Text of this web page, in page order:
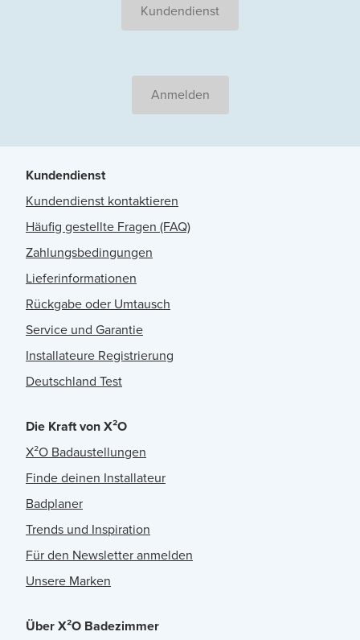
Kundendienst
Anmelden
Kundendienst
Kundendienst kontaktieren
Häufig gestellte Fragen (FAQ)
Zahlungsbedingungen
Lieferinformationen
Rückgabe oder Umtausch
Service und Garantie
Installateure Registrierung
Deutschland Test
Die Kraft von X²O
X²O Badaustellungen
Finde deinen Installateur
Badplaner
Trends und Inspiration
Für den Newsletter anmelden
Unsere Marken
Über X²O Badezimmer